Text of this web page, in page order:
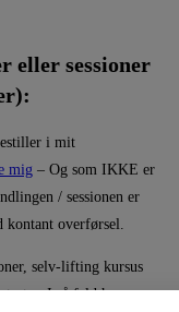
eller sessioner
i mit
mig – Og som IKKE er
/ sessionen er
kontant overførsel.
selv-lifting kursus
I så fald hæves